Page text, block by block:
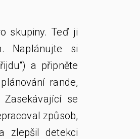
skupiny. Teď ji
Naplánujte si
a připněte
rande,
se
způsob,
zlepšil detekci